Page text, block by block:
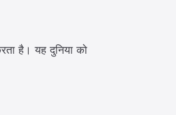
है। यह दुनिया को